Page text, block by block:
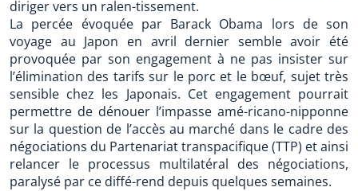
diriger vers un ralen-tissement.
La percée évoquée par Barack Obama lors de son
voyage au Japon en avril dernier semble avoir été
provoquée par son engagement à ne pas insister sur
l’élimination des tarifs sur le porc et le bœuf, sujet très
sensible chez les Japonais. Cet engagement pourrait
permettre de dénouer l’impasse amé-ricano-nipponne
sur la question de l’accès au marché dans le cadre des
négociations du Partenariat transpacifique (TTP) et ainsi
relancer le processus multilatéral des négociations,
paralysé par ce diffé-rend depuis quelques semaines.